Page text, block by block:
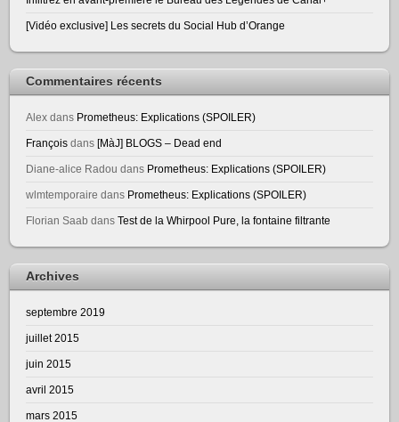
[Vidéo exclusive] Les secrets du Social Hub d’Orange
Commentaires récents
Alex dans Prometheus: Explications (SPOILER)
François dans[MàJ] BLOGS – Dead end
Diane-alice Radou dans Prometheus: Explications (SPOILER)
wlmtemporaire dans Prometheus: Explications (SPOILER)
Florian Saab dansTest de la Whirpool Pure, la fontaine filtrante
Archives
septembre 2019
juillet 2015
juin 2015
avril 2015
mars 2015